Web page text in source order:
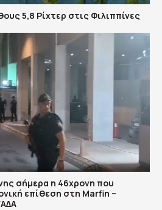
5,8 Ρίχτερ στις Φιλιππίνες
σήμερα η 46χρονη που
επίθεση στη Marfin –